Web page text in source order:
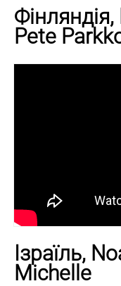
Pete
Ізраїль,
Michelle